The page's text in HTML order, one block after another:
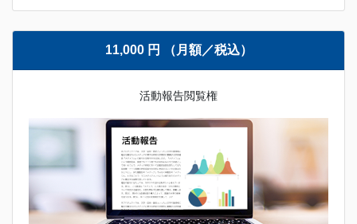
11,000 円 （月額／税込）
活動報告閲覧権